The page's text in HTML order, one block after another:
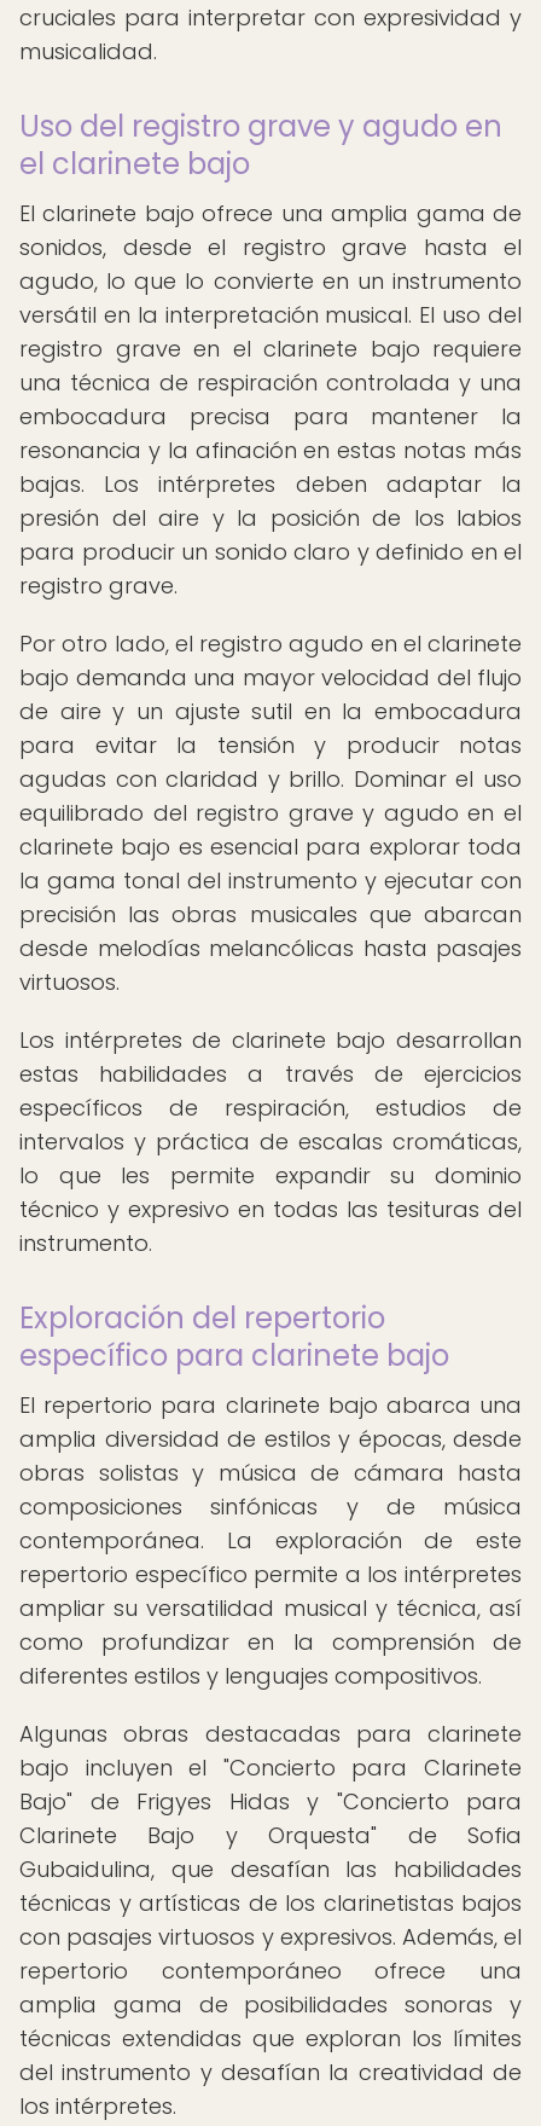
cruciales para interpretar con expresividad y
musicalidad.
Uso del registro grave y agudo en
el clarinete bajo
El clarinete bajo ofrece una amplia gama de
sonidos, desde el registro grave hasta el
agudo, lo que lo convierte en un instrumento
versátil en la interpretación musical. El uso del
registro grave en el clarinete bajo requiere
una técnica de respiración controlada y una
embocadura precisa para mantener la
resonancia y la afinación en estas notas más
bajas. Los intérpretes deben adaptar la
presión del aire y la posición de los labios
para producir un sonido claro y definido en el
registro grave.
Por otro lado, el registro agudo en el clarinete
bajo demanda una mayor velocidad del flujo
de aire y un ajuste sutil en la embocadura
para evitar la tensión y producir notas
agudas con claridad y brillo. Dominar el uso
equilibrado del registro grave y agudo en el
clarinete bajo es esencial para explorar toda
la gama tonal del instrumento y ejecutar con
precisión las obras musicales que abarcan
desde melodías melancólicas hasta pasajes
virtuosos.
Los intérpretes de clarinete bajo desarrollan
estas habilidades a través de ejercicios
específicos de respiración, estudios de
intervalos y práctica de escalas cromáticas,
lo que les permite expandir su dominio
técnico y expresivo en todas las tesituras del
instrumento.
Exploración del repertorio
específico para clarinete bajo
El repertorio para clarinete bajo abarca una
amplia diversidad de estilos y épocas, desde
obras solistas y música de cámara hasta
composiciones sinfónicas y de música
contemporánea. La exploración de este
repertorio específico permite a los intérpretes
ampliar su versatilidad musical y técnica, así
como profundizar en la comprensión de
diferentes estilos y lenguajes compositivos.
Algunas obras destacadas para clarinete
bajo incluyen el "Concierto para Clarinete
Bajo" de Frigyes Hidas y "Concierto para
Clarinete Bajo y Orquesta" de Sofia
Gubaidulina, que desafían las habilidades
técnicas y artísticas de los clarinetistas bajos
con pasajes virtuosos y expresivos. Además, el
repertorio contemporáneo ofrece una
amplia gama de posibilidades sonoras y
técnicas extendidas que exploran los límites
del instrumento y desafían la creatividad de
los intérpretes.